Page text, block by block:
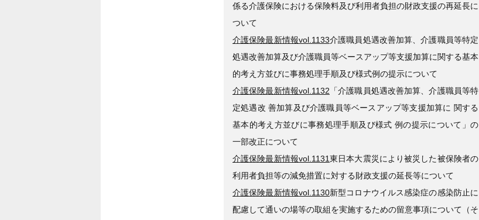
係る介護保険における保険料及び利用者負担の財政支援の再延長に
ついて
介護保険最新情報vol.1133介護職員処遇改善加算、介護職員等特定
処遇改善加算及び介護職員等ベースアップ等支援加算に関する基本
的考え方並びに事務処理手順及び様式例の提示について
介護保険最新情報vol.1132 「介護職員処遇改善加算、介護職員等特
定処遇改 善加算及び介護職員等ベースアップ等支援加算に 関する
基本的考え方並びに事務処理手順及び様式 例の提示について」の
一部改正について
介護保険最新情報vol.1131東日本大震災により被災した被保険者の
利用者負担等の減免措置に対する財政支援の延長等について
介護保険最新情報vol.1130新型コロナウイルス感染症の感染防止に
配慮して通いの場等の取組を実施するための留意事項について（そ